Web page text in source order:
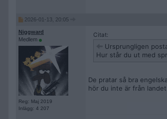
2026-01-13, 20:05
Niggward
Medlem
Reg: Maj 2019
Inlägg: 4 207
Citat:
Ursprungligen
Hur står du ut med
De pratar så bra
hör du inte är från landet